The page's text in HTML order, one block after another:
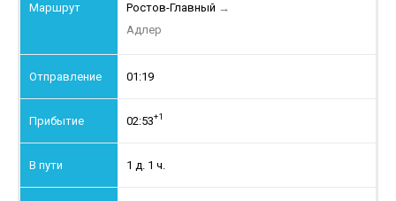
Ростов-Главный →
Адлер
01:19
02:53+1
1 д. 1 ч.